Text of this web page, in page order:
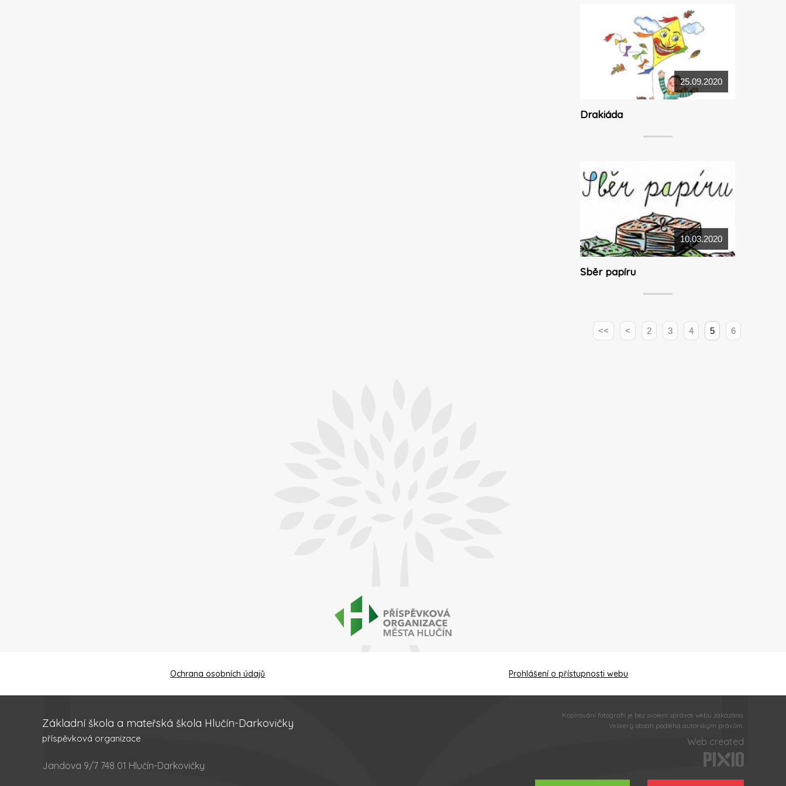
25.09.2020
Drakiáda
10.03.2020
Sběr papíru
<< < 2 3 4 5 6
Ochrana osobních údajů Prohlášení o přístupnosti webu
Základní škola a mateřská škola Hlučín-Darkovičky
příspěvková organizace
Jandova 9/7 748 01 Hlučín-Darkovičky
Kopírování fotografií je bez svolení správce webu zakázáno.
Veškerý obsah podléhá autorským právům.
Web created